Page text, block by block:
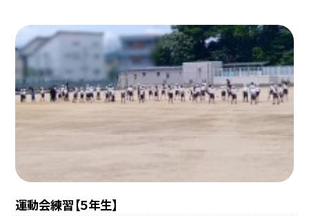
運動会練習【５年生】